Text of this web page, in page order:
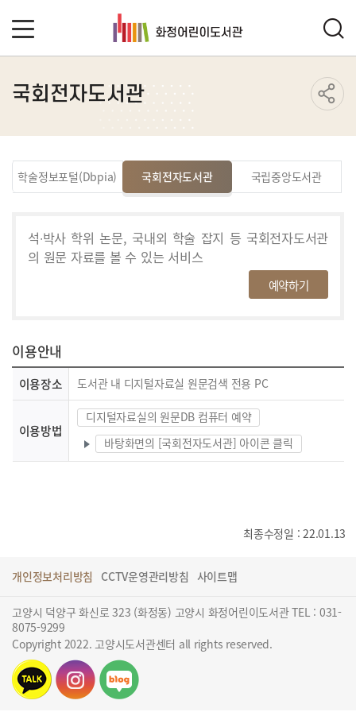
국회전자도서관
학술정보포털(Dbpia) 국회전자도서관 국립중앙도서관
석∙박사 학위 논문, 국내외 학술 잡지 등 국회전자도서관
의 원문 자료를 볼 수 있는 서비스
예약하기
이용안내
이용장소 도서관 내 디지털자료실 원문검색 전용 PC
이용방법
디지털자료실의 원문DB 컴퓨터 예약
바탕화면의 [국회전자도서관] 아이콘 클릭
최종수정일 : 22.01.13
개인정보처리방침 CCTV운영관리방침 사이트맵
고양시 덕양구 화신로 323 (화정동) 고양시 화정어린이도서관 TEL : 031-
8075-9299
Copyright 2022. 고양시도서관센터 all rights reserved.